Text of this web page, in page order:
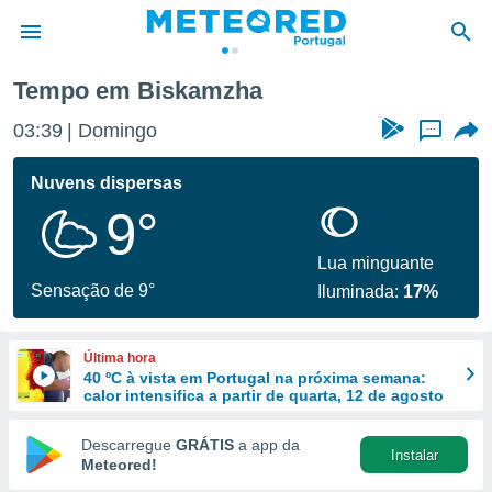
da
foi
fornecidas
a este
das
e
forma
digital
Tempo em Biskamzha
03:39 Domingo ...
Nuvens dispersas
9°
Sensação de 9°
Lua minguante
Iluminada: 17%
Última hora
40 ºC à vista em Portugal na próxima semana:
calor intensifica a partir de quarta, 12 de agosto
Descarregue GRÁTIS a app da
Meteored!
Instalar